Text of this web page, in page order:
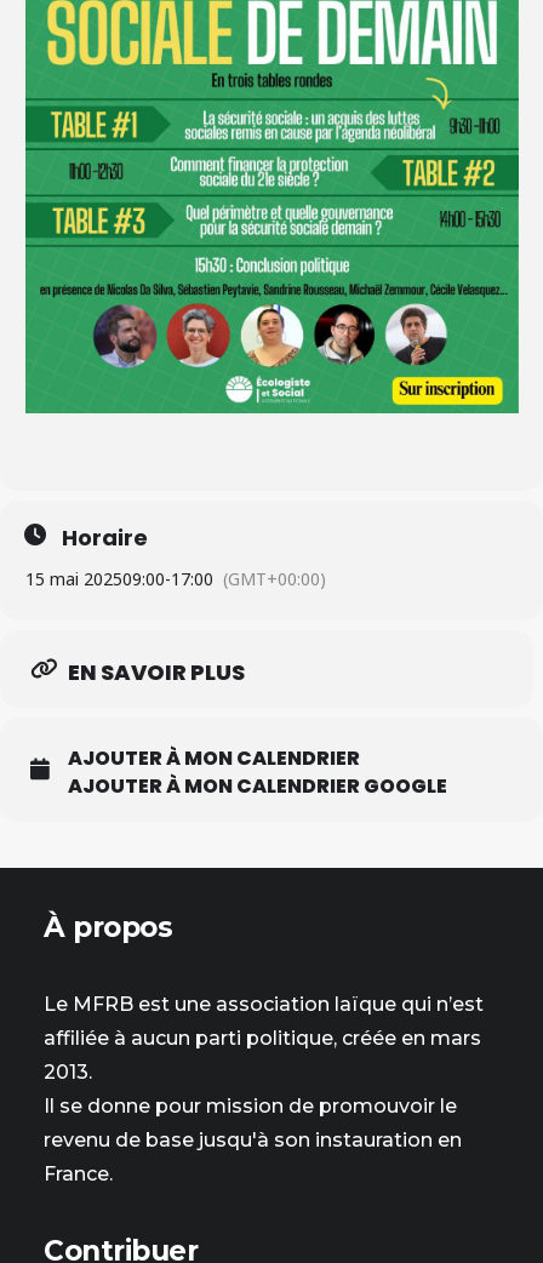
Horaire
15 mai 202509:00-17:00 (GMT+00:00)
EN SAVOIR PLUS
AJOUTER À MON CALENDRIER
AJOUTER À MON CALENDRIER GOOGLE
À propos
Le MFRB est une association laïque qui n’est
affiliée à aucun parti politique, créée en mars
2013.
Il se donne pour mission de promouvoir le
revenu de base jusqu'à son instauration en
France.
Contribuer